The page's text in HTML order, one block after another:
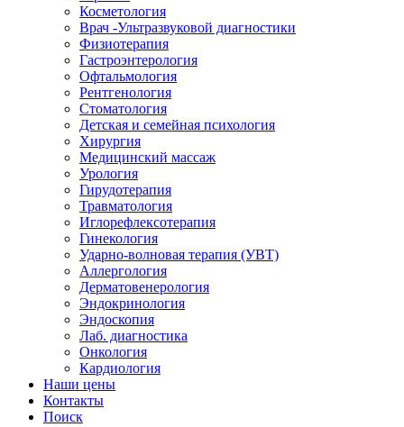
Косметология
Врач -Ультразвуковой диагностики
Физиотерапия
Гастроэнтерология
Офтальмология
Рентгенология
Стоматология
Детская и семейная психология
Хирургия
Медицинский массаж
Урология
Гирудотерапия
Травматология
Иглорефлексотерапия
Гинекология
Ударно-волновая терапия (УВТ)
Аллергология
Дерматовенерология
Эндокринология
Эндоскопия
Лаб. диагностика
Онкология
Кардиология
Наши цены
Контакты
Поиск